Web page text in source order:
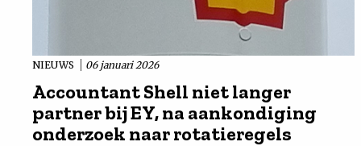
NIEUWS 06 januari 2026
Accountant Shell niet langer
partner bij EY, na aankondiging
onderzoek naar rotatieregels